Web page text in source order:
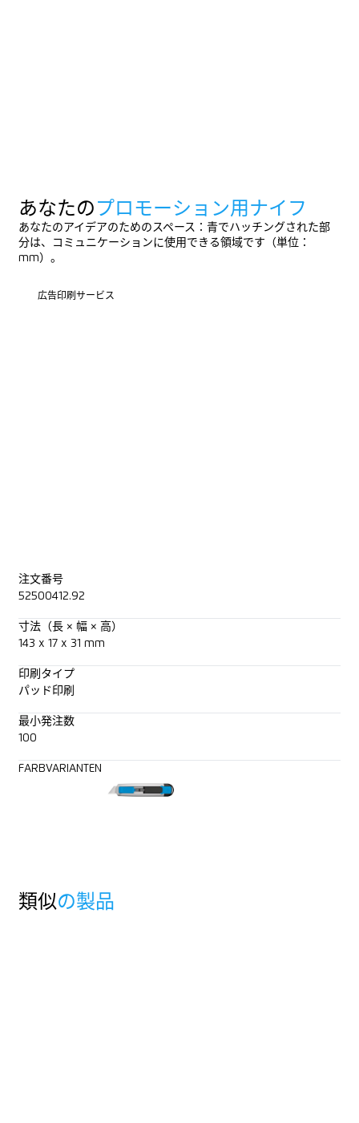
あなたの プロモーション用ナイフ
あなたのアイデアのためのスペース：青でハッチングされた部
分は、コミュニケーションに使用できる領域です（単位：
mm）。
広告印刷サービス
注文番号
52500412.92
寸法（長 × 幅 × 高）
143 x 17 x 31 mm
印刷タイプ
パッド印刷
最小発注数
100
FARBVARIANTEN
類似の製品